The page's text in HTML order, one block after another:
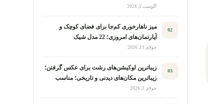
آگوست 5, 2026
02
میز ناهارخوری کم‌جا برای فضای کوچک و
آپارتمان‌های امروزی؛ 22 مدل شیک
جولای 11, 2026
03
زیباترین لوکیشن‌های رشت برای عکس گرفتن؛
زیباترین مکان‌های دیدنی و تاریخی؛ مناسب
عکاسی
جولای 1, 2026